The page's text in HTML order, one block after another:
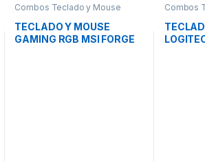
Combos Teclado y Mouse
TECLADO Y MOUSE
GAMING RGB MSI FORGE
Combos